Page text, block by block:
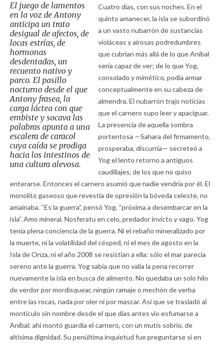
El juego de lamentos
en la voz de Antony
anticipa un trato
desigual de afectos, de
locas estrías, de
hormonas
desdentadas, un
recuento nativo y
parco. El pasillo
nocturno desde el que
Antony frasea, la
carga láctea con que
embiste y socava las
palabras apunta a una
escalera de caracol
cuya caída se prodiga
hacia los intestinos de
una cultura alevosa.
Cuatro días, con sus noches. En el
quinto amanecer, la isla se subordinó
a un vasto nubarrón de sustancias
violáceas y airosas podredumbres
que cubrían más allá de lo que Aníbal
sería capaz de ver; de lo que Yog,
consolado y mimético, podía armar
conceptualmente en su cabeza de
almendra. El nubarrón trajo noticias
que el carnero supo leer y apaciguar.
La presencia de aquella sombra
portentosa —Sahara del firmamento,
prosperaba, discurría— secreteó a
Yog el lento retorno a antiguos
caudillajes, de los que no quiso
enterarse. Entonces el carnero asumió que nadie vendría por él. El
monolito gaseoso que revestía de opresión la bóveda celeste, no
amainaba. “Es la guerra”, pensó Yog, “próxima a desembarcar en la
isla”. Amo mineral, Nosferatu en celo, predador invicto y vago. Yog
tenía plena conciencia de la guerra. Ni el rebaño mineralizado por
la muerte, ni la volatilidad del césped, ni el mes de agosto en la
Isla de Onza, ni el año 2008 se resistían a ella: sólo el mar parecía
sereno ante la guerra. Yog sabía que no valía la pena recorrer
nuevamente la isla en busca de alimento. No quedaba un solo hilo
de verdor por mordisquear, ningún ramaje o mechón de yerba
entre las rocas, nada por oler ni por mascar. Así que se trasladó al
montículo sin nombre desde el que días antes vio esfumarse a
Aníbal: ahí montó guardia el carnero, con un mutis sobrio, de
altísima dignidad. Su penúltima inquietud fue preguntarse si en